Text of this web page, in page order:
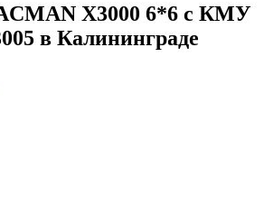
X3000 6*6 с КМУ
в Калининграде